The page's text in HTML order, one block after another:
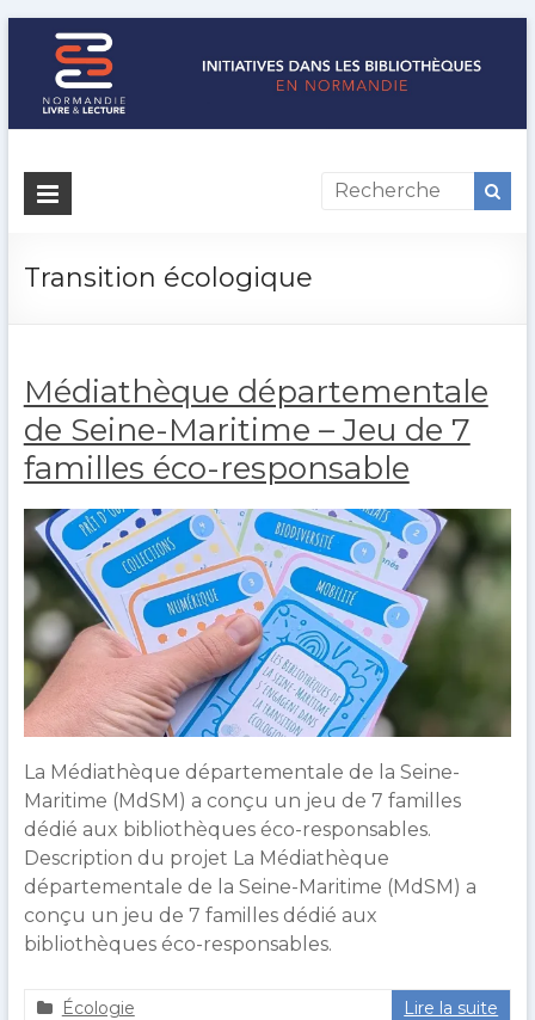
Initiatives
les
Normandie
Normandie
Livre
Lecture
répertorie
des
initiatives
intéressantes
mises
en
place
dans
les
bibliothèques
normandes.
Transition écologique
Médiathèque départementale
de Seine-Maritime – Jeu de 7
familles éco-responsable
La Médiathèque départementale de la Seine-
Maritime (MdSM) a conçu un jeu de 7 familles
dédié aux bibliothèques éco-responsables.
Description du projet La Médiathèque
départementale de la Seine-Maritime (MdSM) a
conçu un jeu de 7 familles dédié aux
bibliothèques éco-responsables.
Écologie Lire la suite